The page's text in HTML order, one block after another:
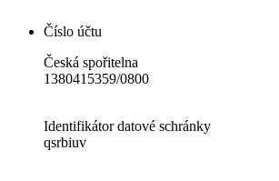
Číslo účtu
Česká spořitelna
1380415359/0800
Identifikátor datové schránky
qsrbiuv